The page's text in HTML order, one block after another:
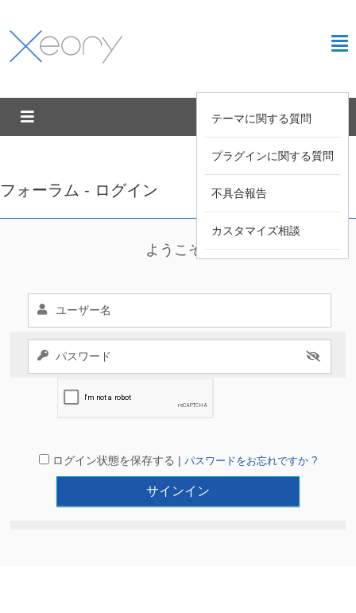
テーマに関する質問
プラグインに関する質問
不具合報告
カスタマイズ相談
フォーラム - ログイン
ようこそ !
ログイン状態を保存する | パスワードをお忘れですか ?